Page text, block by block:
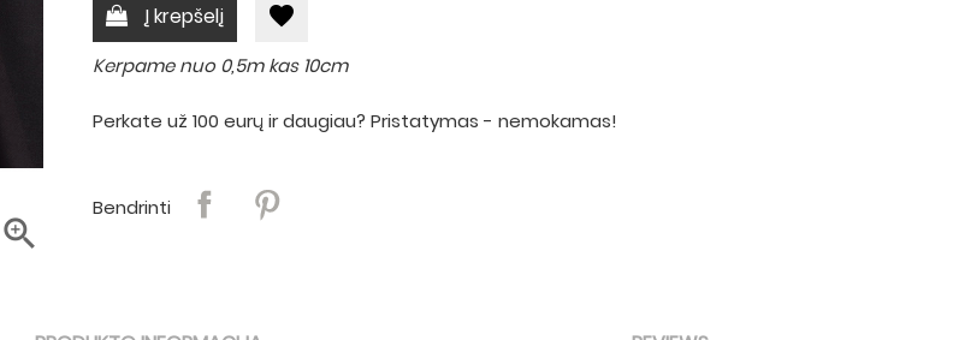

Į krepšelį favorite
Kerpame nuo 0,5m kas 10cm
Perkate už 100 eurų ir daugiau? Pristatymas - nemokamas!
Bendrinti